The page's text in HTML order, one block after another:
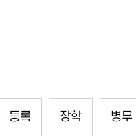
등록 장학 병무